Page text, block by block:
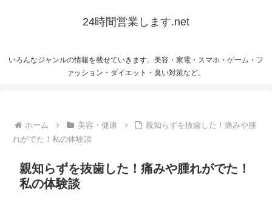
24時間営業します.net
いろんなジャンルの情報を載せていきます。美容・家電・スマホ・ゲーム・フ
ァッション・ダイエット・臭い対策など。
ホーム 美容・健康
親知らずを抜歯した！痛みや腫
れがでた！私の体験談
親知らずを抜歯した！痛みや腫れがでた！
私の体験談